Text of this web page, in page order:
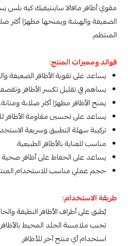
مقوي أظافر مافالا ساينتيفيك كيه بلس
الضعيفة والهشة ويمنحها مظهرًا أكثر
المنتظم.
فوائد ومميزات المنتج:
يساعد على تقوية الأظافر الضعيفة
يساهم في تقليل تكسر الأظافر
يمنح الأظافر مظهرًا أكثر صلابة ومتانة.
يساعد على تحسين مقاومة الأظافر
تركيبة سهلة التطبيق وسريعة
مناسب للعناية بالأظافر الطبيعية.
يساعد على الحفاظ على أظافر صحية
حجم عملي مناسب للاستخدام
طريقة الاستخدام:
يُطبق على أطراف الأظافر النظيفة
تجنب ملامسة الجلد المحيط
استخدام أي منتج آخر للأظافر.